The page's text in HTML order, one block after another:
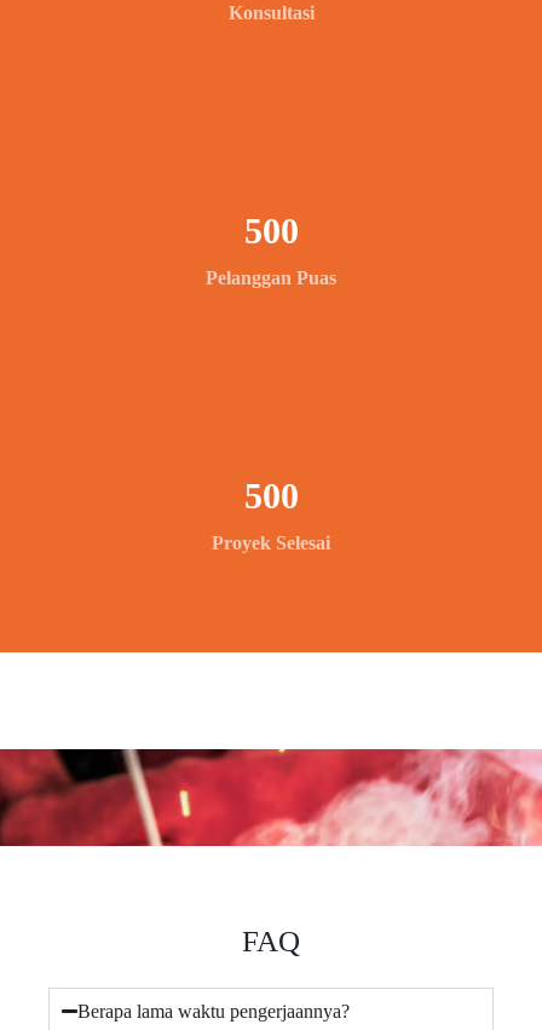
Konsultasi
Pelanggan Puas
500
Proyek Selesai
500
FAQ
Berapa lama waktu pengerjaannya?